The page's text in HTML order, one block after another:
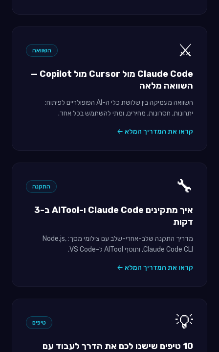
⚔️ השוואה
Claude Code מול Cursor מול Copilot —
השוואה מלאה
השוואה מעמיקה בין שלושת כלי ה-AI הפופולריים לפיתוח:
יתרונות, חסרונות, מחירים, ומתי להשתמש בכל אחד.
קראו את המדריך המלא ←
🔧 התקנה
איך מתקינים Claude Code ו-AITool ב-3
דקות
מדריך התקנה שלב-אחרי-שלב עם צילומי מסך: Node.js,
Claude Code CLI, ותוסף AITool ל-VS Code.
קראו את המדריך המלא ←
💡 טיפים
10 טיפים שישנו לכם את הדרך לעבוד עם